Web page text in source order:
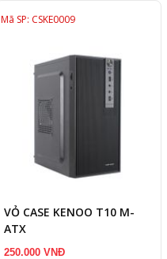
Mã SP: CSKE0009
VỎ CASE KENOO T10 M-
ATX
250.000 VNĐ